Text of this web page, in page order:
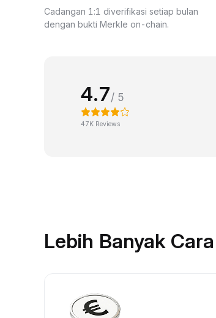
Cadangan 1:1 diverifikasi setiap bulan
dengan bukti Merkle on-chain.
4.7/ 5
47K Reviews
Lebih Banyak